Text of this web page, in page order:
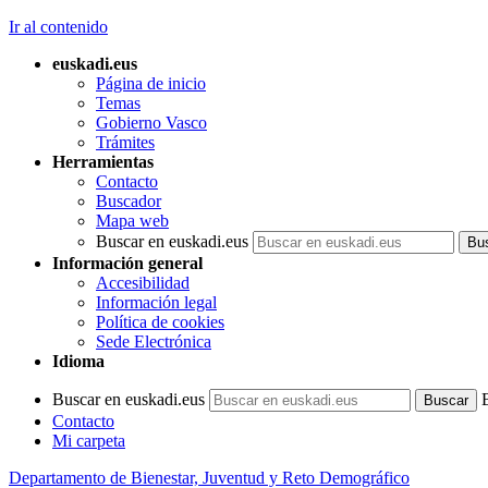
Ir al contenido
euskadi.eus
Página de inicio
Temas
Gobierno Vasco
Trámites
Herramientas
Contacto
Buscador
Mapa web
Buscar en euskadi.eus
Información general
Accesibilidad
Información legal
Política de cookies
Sede Electrónica
Idioma
Buscar en euskadi.eus
Contacto
Mi carpeta
Departamento de Bienestar, Juventud y Reto Demográfico